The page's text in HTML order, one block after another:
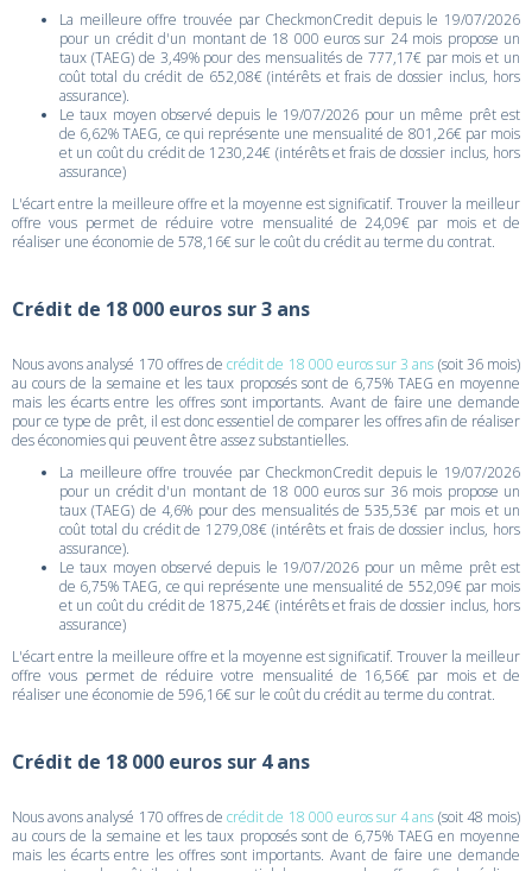
La meilleure offre trouvée par CheckmonCredit depuis le 19/07/2026
pour un crédit d'un montant de 18 000 euros sur 24 mois propose un
taux (TAEG) de 3,49% pour des mensualités de 777,17€ par mois et un
coût total du crédit de 652,08€ (intérêts et frais de dossier inclus, hors
assurance).
Le taux moyen observé depuis le 19/07/2026 pour un même prêt est
de 6,62% TAEG, ce qui représente une mensualité de 801,26€ par mois
et un coût du crédit de 1230,24€ (intérêts et frais de dossier inclus, hors
assurance)
L'écart entre la meilleure offre et la moyenne est significatif. Trouver la meilleur
offre vous permet de réduire votre mensualité de 24,09€ par mois et de
réaliser une économie de 578,16€ sur le coût du crédit au terme du contrat.
Crédit de 18 000 euros sur 3 ans
Nous avons analysé 170 offres decrédit de 18 000 euros sur 3 ans (soit 36 mois)
au cours de la semaine et les taux proposés sont de 6,75% TAEG en moyenne
mais les écarts entre les offres sont importants. Avant de faire une demande
pour ce type de prêt, il est donc essentiel de comparer les offres afin de réaliser
des économies qui peuvent être assez substantielles.
La meilleure offre trouvée par CheckmonCredit depuis le 19/07/2026
pour un crédit d'un montant de 18 000 euros sur 36 mois propose un
taux (TAEG) de 4,6% pour des mensualités de 535,53€ par mois et un
coût total du crédit de 1279,08€ (intérêts et frais de dossier inclus, hors
assurance).
Le taux moyen observé depuis le 19/07/2026 pour un même prêt est
de 6,75% TAEG, ce qui représente une mensualité de 552,09€ par mois
et un coût du crédit de 1875,24€ (intérêts et frais de dossier inclus, hors
assurance)
L'écart entre la meilleure offre et la moyenne est significatif. Trouver la meilleur
offre vous permet de réduire votre mensualité de 16,56€ par mois et de
réaliser une économie de 596,16€ sur le coût du crédit au terme du contrat.
Crédit de 18 000 euros sur 4 ans
Nous avons analysé 170 offres decrédit de 18 000 euros sur 4 ans (soit 48 mois)
au cours de la semaine et les taux proposés sont de 6,75% TAEG en moyenne
mais les écarts entre les offres sont importants. Avant de faire une demande